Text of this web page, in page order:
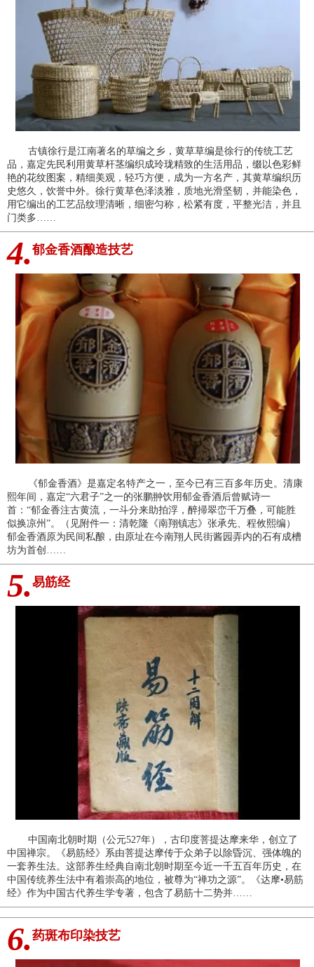
古镇徐行是江南著名的草编之乡，黄草草编是徐行的传统工艺
品，嘉定先民利用黄草杆茎编织成玲珑精致的生活用品，缀以色彩鲜
艳的花纹图案，精细美观，轻巧方便，成为一方名产，其黄草编织历
史悠久，饮誉中外。徐行黄草色泽淡雅，质地光滑坚韧，并能染色，
用它编出的工艺品纹理清晰，细密匀称，松紧有度，平整光洁，并且
门类多……
4. 郁金香酒酿造技艺
《郁金香酒》是嘉定名特产之一，至今已有三百多年历史。清康
熙年间，嘉定“六君子”之一的张鹏翀饮用郁金香酒后曾赋诗一
首：“郁金香注古黄流，一斗分来助拍浮，醉掃翠峦千万叠，可能胜
似换凉州”。（见附件一：清乾隆《南翔镇志》张承先、程攸熙编）
郁金香酒原为民间私酿，由原址在今南翔人民街酱园弄内的石有成槽
坊为首创……
5. 易筋经
中国南北朝时期（公元527年），古印度菩提达摩来华，创立了
中国禅宗。《易筋经》系由菩提达摩传于众弟子以除昏沉、强体魄的
一套养生法。这部养生经典自南北朝时期至今近一千五百年历史，在
中国传统养生法中有着崇高的地位，被尊为“禅功之源”。《达摩•易筋
经》作为中国古代养生学专著，包含了易筋十二势并……
6. 药斑布印染技艺